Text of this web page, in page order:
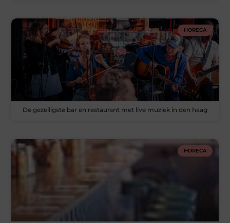
HORECA
De gezelligste bar en restaurant met live muziek in den haag
HORECA